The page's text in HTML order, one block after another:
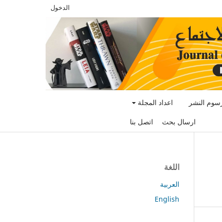
النشر اعداد المجلة
ارسال بحث اتصل بنا
الدخول
اللغة
العربية
English